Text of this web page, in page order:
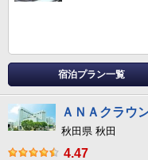
宿泊プラン一覧
ＡＮＡクラ
秋田県 秋田
4.47